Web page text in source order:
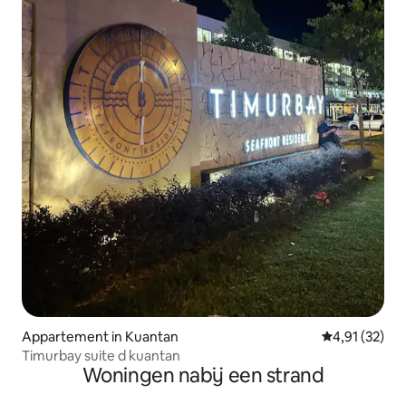
Appartement in Kuantan Gemiddelde
4,91 (32)
Timurbay suite d kuantan
Woningen nabij een strand